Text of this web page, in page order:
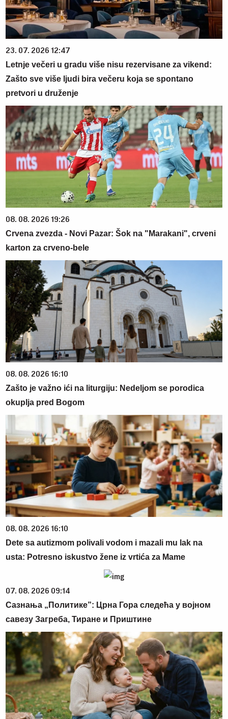
23. 07. 2026 12:47
Letnje večeri u gradu više nisu rezervisane za vikend:
Zašto sve više ljudi bira večeru koja se spontano
pretvori u druženje
08. 08. 2026 19:26
Crvena zvezda - Novi Pazar: Šok na "Marakani", crveni
karton za crveno-bele
08. 08. 2026 16:10
Zašto je važno ići na liturgiju: Nedeljom se porodica
okuplja pred Bogom
08. 08. 2026 16:10
Dete sa autizmom polivali vodom i mazali mu lak na
usta: Potresno iskustvo žene iz vrtića za Mame
07. 08. 2026 09:14
Сазнања „Политике”: Црна Гора следећа у војном
савезу Загреба, Тиране и Приштине